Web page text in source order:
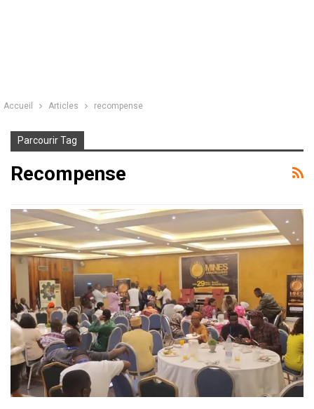
Accueil Articles recompense
Parcourir Tag
Recompense